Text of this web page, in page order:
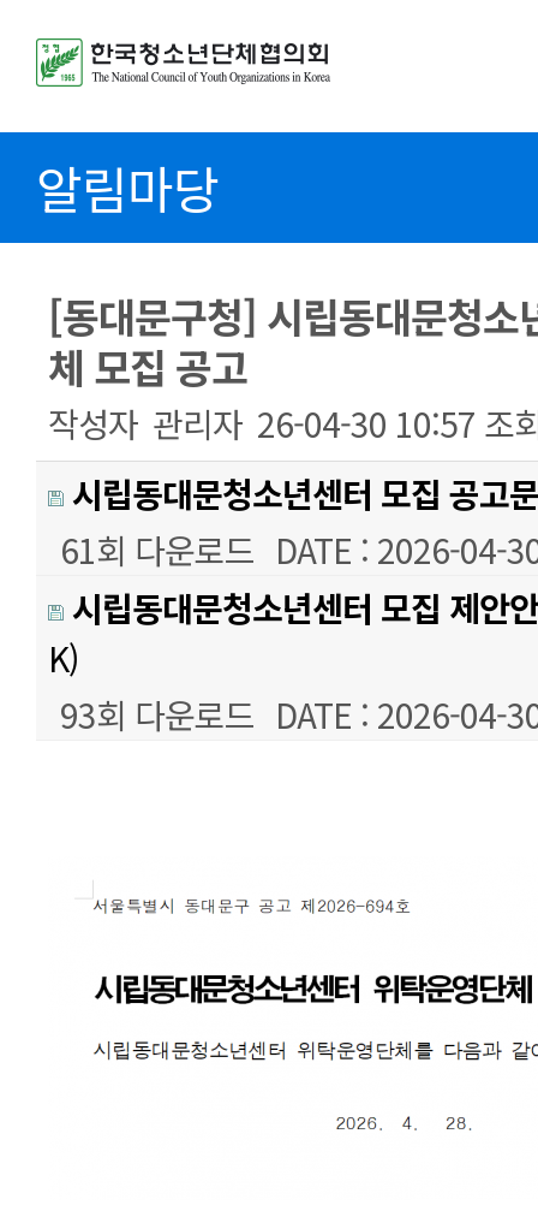
알림마당
[동대문구청] 시립동대문청소
체 모집 공고
작성자 관리자 26-04-30 10:57 조
시립동대문청소년센터 모집 공고
61회 다운로드 DATE : 2026-04-
시립동대문청소년센터 모집 제안
K)
93회 다운로드 DATE : 2026-04-
본문